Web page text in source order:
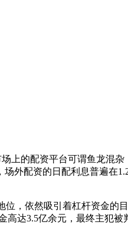
上的配资平台可谓鱼龙混
外配资的日配利息普遍在
位，依然吸引着杠杆资金的
达3.5亿余元，最终主犯被